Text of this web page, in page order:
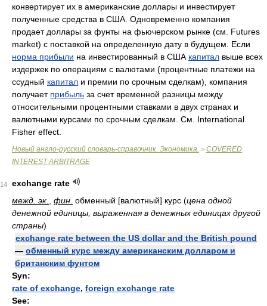
конвертирует их в американские доллары и инвестирует
полученные средства в США. Одновременно компания
продает доллары за фунты на фьючерском рынке (см. Futures
market) с поставкой на определенную дату в будущем. Если
норма прибыли на инвестированный в США капитал выше всех
издержек по операциям с валютами (процентные платежи на
ссудный капитал и премии по срочным сделкам), компания
получает прибыль за счет временной разницы между
относительными процентными ставками в двух странах и
валютными курсами по срочным сделкам. См. International
Fisher effect.
Новый англо-русский словарь-справочник. Экономика. > COVERED
INTEREST ARBITRAGE
14
exchange rate
межд. эк.
фин. обменный [валютный] курс (цена одной
денежной единицы, выраженная в денежных единицах другой
страны)
exchange rate between the US dollar and the British pound
— обменный курс между американским долларом и
британским фунтом
Syn:
rate of exchange, foreign exchange rate
See: